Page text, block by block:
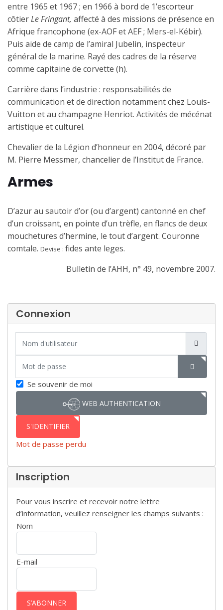
entre 1965 et 1967 ; en 1966 à bord de 1’escorteur
côtierLe Fringant, affecté à des missions de présence en
Afrique francophone (ex-AOF et AEF ; Mers-el-Kébir).
Puis aide de camp de l’amiral Jubelin, inspecteur
général de la marine. Rayé des cadres de la réserve
comme capitaine de corvette (h).
Carrière dans l’industrie : responsabilités de
communication et de direction notamment chez Louis-
Vuitton et au champagne Henriot. Activités de mécénat
artistique et culturel.
Chevalier de la Légion d’honneur en 2004, décoré par
M. Pierre Messmer, chancelier de l’Institut de France.
Armes
D’azur au sautoir d’or (ou d’argent) cantonné en chef
d’un croissant, en pointe d’un trèfle, en flancs de deux
mouchetures d’hermine, le tout d’argent. Couronne
comtale. Devise : fides ante leges.
Bulletin de l’AHH, n° 49, novembre 2007.
Connexion
SHOW
Se souvenir de moi
WEB AUTHENTICATION
S'IDENTIFIER
Mot de passe perdu
Inscription
Pour vous inscrire et recevoir notre lettre
d’information, veuillez renseigner les champs suivants :
Nom
E-mail